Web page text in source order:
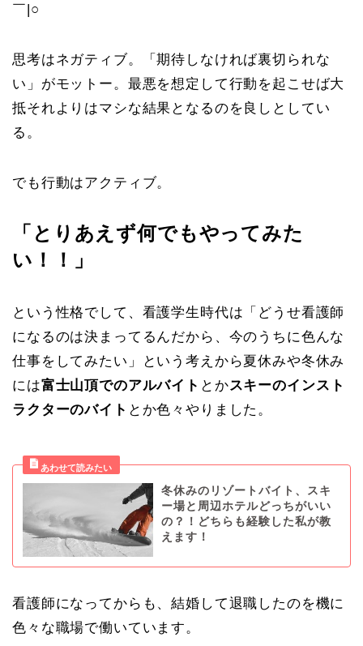
￣|○
思考はネガティブ。「期待しなければ裏切られな
い」がモットー。最悪を想定して行動を起こせば大
抵それよりはマシな結果となるのを良しとしてい
る。
でも行動はアクティブ。
「とりあえず何でもやってみた
い！！」
という性格でして、看護学生時代は「どうせ看護師
になるのは決まってるんだから、今のうちに色んな
仕事をしてみたい」という考えから夏休みや冬休み
には富士山頂でのアルバイト とかスキーのインスト
ラクターのバイト とか色々やりました。
冬休みのリゾートバイト、スキ
ー場と周辺ホテルどっちがいい
の？！どちらも経験した私が教
えます！
看護師になってからも、結婚して退職したのを機に
色々な職場で働いています。